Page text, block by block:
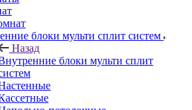
блоки мульти сплит систем
Назад
блоки мульти сплит